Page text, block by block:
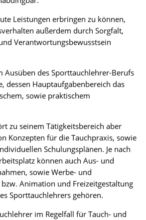
Leistungen erbringen zu können,
außerdem durch Sorgfalt,
Verantwortungsbewusstsein
Ausüben des Sporttauchlehrer-Berufs
dessen Hauptaufgabenbereich das
sowie praktischem
zu seinem Tätigkeitsbereich aber
Konzepten für die Tauchpraxis, sowie
Schulungsplänen. Je nach
können auch Aus- und
sowie Werbe- und
Animation und Freizeitgestaltung
Sporttauchlehrers gehören.
im Regelfall für Tauch- und